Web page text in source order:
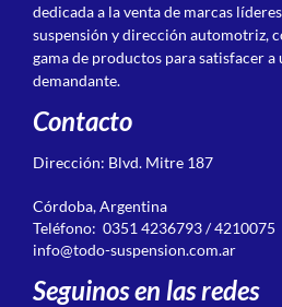
dedicada a la venta de marcas
suspensión y dirección automotriz,
gama de productos para satisfacer a
demandante.
Contacto
Dirección: Blvd. Mitre 187
Córdoba, Argentina
Teléfono: 0351 4236793 / 4210075
info@todo-suspension.com.ar
Seguinos en las redes